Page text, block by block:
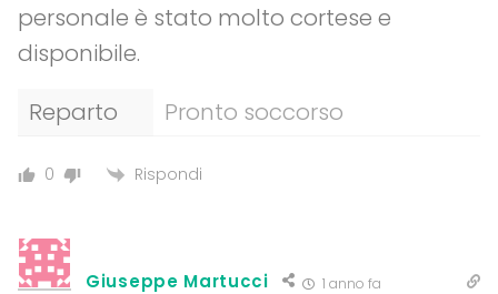
personale è stato molto cortese e
disponibile.
Reparto
Pronto soccorso
0 Rispondi
Giuseppe Martucci 1 anno fa